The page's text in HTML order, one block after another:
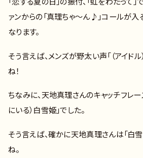
ァンからの「真理ちゃ〜ん♪」コールが入
なります。
そう言えば、メンズが野太い声「（アイド
ね！
ちなみに、天地真理さんのキャッチフレ
にいる）白雪姫」でした。
そう言えば、確かに天地真理さんは「白
ね。